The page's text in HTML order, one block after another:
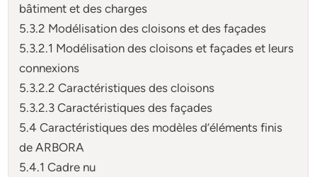
bâtiment et des charges
5.3.2 Modélisation des cloisons et des façades
5.3.2.1 Modélisation des cloisons et façades et leurs
connexions
5.3.2.2 Caractéristiques des cloisons
5.3.2.3 Caractéristiques des façades
5.4 Caractéristiques des modèles d’éléments finis
de ARBORA
5.4.1 Cadre nu